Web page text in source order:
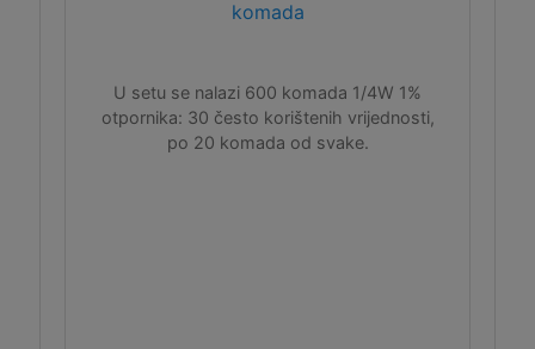
komada
U setu se nalazi 600 komada 1/4W 1%
otpornika: 30 često korištenih vrijednosti,
po 20 komada od svake.